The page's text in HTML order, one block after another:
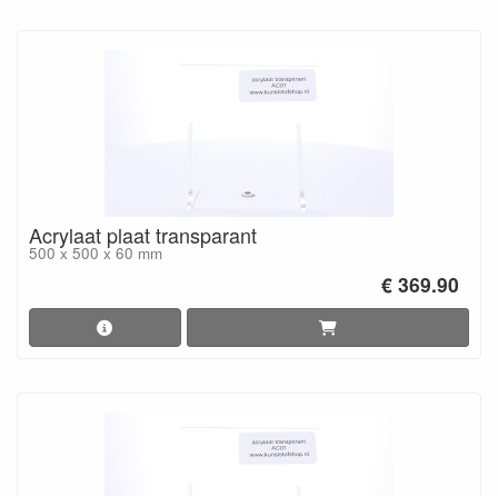
Acrylaat plaat transparant
500 x 500 x 60 mm
€ 369.90